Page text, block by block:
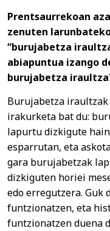
Prentsaurrekoan
zenuten
“burujabetza
abiapuntua izango
burujabetza
Burujabetza
irakurketa bat du:
lapurtu dizkigute
esparrutan, eta
gara burujabetzak
dizkiguten horiei
edo erregutzera. Guk
funtzionatzen, eta
funtzionatzen duena